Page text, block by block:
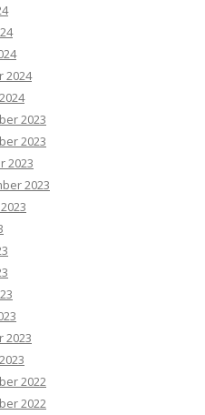
2024
2023
2023
2023
2023
2023
2022
2022